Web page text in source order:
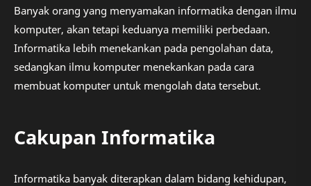
Banyak orang yang menyamakan informatika dengan ilmu
komputer, akan tetapi keduanya memiliki perbedaan.
Informatika lebih menekankan pada pengolahan data,
sedangkan ilmu komputer menekankan pada cara
membuat komputer untuk mengolah data tersebut.
Cakupan Informatika
Informatika banyak diterapkan dalam bidang kehidupan,